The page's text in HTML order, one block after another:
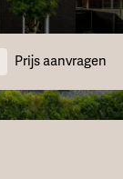
Prijs aanvragen